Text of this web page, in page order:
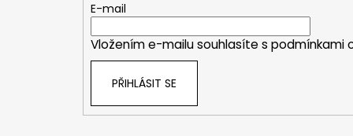
E-mail
Vložením e-mailu souhlasíte s podmínkami
PŘIHLÁSIT SE